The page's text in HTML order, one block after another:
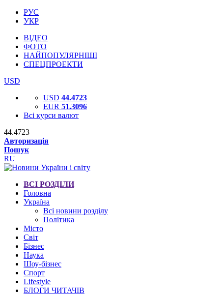
РУС
УКР
ВІДЕО
ФОТО
НАЙПОПУЛЯРНІШІ
СПЕЦПРОЕКТИ
USD
USD 44.4723
EUR 51.3096
Всі курси валют
44.4723
Авторизація
Пошук
RU
ВСІ РОЗДІЛИ
Головна
Україна
Всі новини розділу
Політика
Місто
Світ
Бізнес
Наука
Шоу-бізнес
Спорт
Lifestyle
БЛОГИ ЧИТАЧІВ